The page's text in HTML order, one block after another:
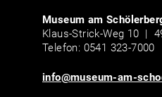
Museum am
Klaus-Strick-Weg 10 |
Telefon: 0541 323-7000
info@museum-am-